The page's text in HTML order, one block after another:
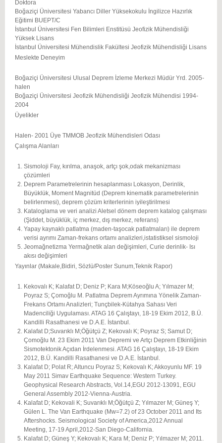
Doktora
Boğaziçi Üniversitesi Yabancı Diller Yüksekokulu İngilizce Hazırlık
Eğitimi BUEPT/C
İstanbul Üniversitesi Fen Bilimleri Enstitüsü Jeofizik Mühendisliği
Yüksek Lisans
İstanbul Üniversitesi Mühendislik Fakültesi Jeofizik Mühendisliği Lisans
Meslekte Deneyim
Boğaziçi Üniversitesi Ulusal Deprem İzleme Merkezi Müdür Yrd. 2005-
halen
Boğaziçi Üniversitesi Jeofizik Mühendisliği Jeofizik Mühendisi 1994-
2004
Üyelikler
Halen- 2001 Üye TMMOB Jeofizik Mühendisleri Odası
Çalışma Alanları
Sismoloji Fay, kırılma, anaşok, artçı şok,odak mekanizması
çözümleri
Deprem Parametrelerinin hesaplanması Lokasyon, Derinlik,
Büyüklük, Moment Magnitüd (Deprem kinematik parametrelerinin
belirlenmesi), deprem çözüm kriterlerinin iyileştirilmesi
Kataloglama ve veri analizi Aletsel dönem deprem katalog çalışması
(Şiddet, büyüklük, iç merkez, dış merkez, referans)
Yapay kaynaklı patlatma (maden-taşocak patlatmaları) ile deprem
verisi ayrımı Zaman-frekans ortamı analizleri,istatistiksel sismoloji
Jeomağnetizma Yermağnetik alan değişimleri, Curie derinlik- Isı
akısı değişimleri
Yayınlar (Makale,Bidiri, Sözlü/Poster Sunum,Teknik Rapor)
Kekovalı K; Kalafat D; Deniz P; Kara M;Köseoğlu A; Yılmazer M;
Poyraz S; Çomoğlu M. Patlatma Deprem Ayrımına Yönelik Zaman-
Frekans Ortamı Analizleri; Tunçbilek-Kütahya Sahası Veri
Madenciliği Uygulaması. ATAG 16 Çalıştayı, 18-19 Ekim 2012, B.Ü.
Kandilli Rasathanesi ve D.A.E. İstanbul.
Kalafat D;Suvarıklı M;Öğütçü Z; Kekovalı K; Poyraz S; Samut D;
Çomoğlu M. 23 Ekim 2011 Van Depremi ve Artçı Deprem Etkinliğinin
Sismotektonik Açıdan İrdelenmesi. ATAG 16 Çalıştayı, 18-19 Ekim
2012, B.Ü. Kandilli Rasathanesi ve D.A.E. İstanbul.
Kalafat D; Polat R; Altuncu Poyraz S; Kekovalı K; Akkoyunlu MF. 19
May 2011 Simav Earthquake Sequence: Western Turkey.
Geophysical Research Abstracts, Vol.14,EGU 2012-13091, EGU
General Assembly 2012-Vienna-Austria.
Kalafat D; Kekovali K; Suvarıklı M;Öğütçü Z; Yılmazer M; Güneş Y;
Gülen L. The Van Earthquake (Mw=7.2) of 23 October 2011 and Its
Aftershocks. Seismological Society of America,2012 Annual
Meeting, 17-19 April,2012-San Diego-California.
Kalafat D; Güneş Y; Kekovalı K; Kara M; Deniz P; Yılmazer M; 2011.